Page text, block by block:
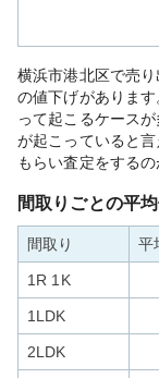
横浜市港北区で売
の値下げがありま
って起こるケース
が起こっていると
もらい査定をするの
間取りごとの平
間取り 平
1R 1K
1LDK
2LDK